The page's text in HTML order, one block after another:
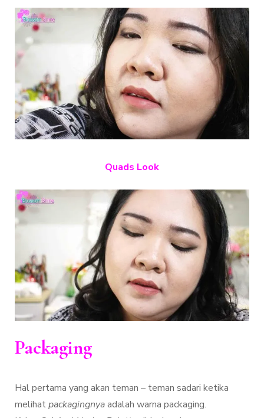
Quads Look
Packaging
Hal pertama yang akan teman – teman sadari ketika
melihatpackagingnyaadalah warna packaging.